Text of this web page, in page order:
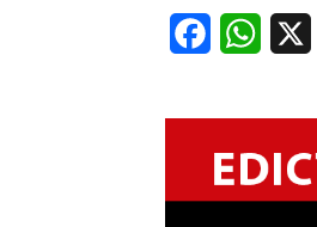
Facebook